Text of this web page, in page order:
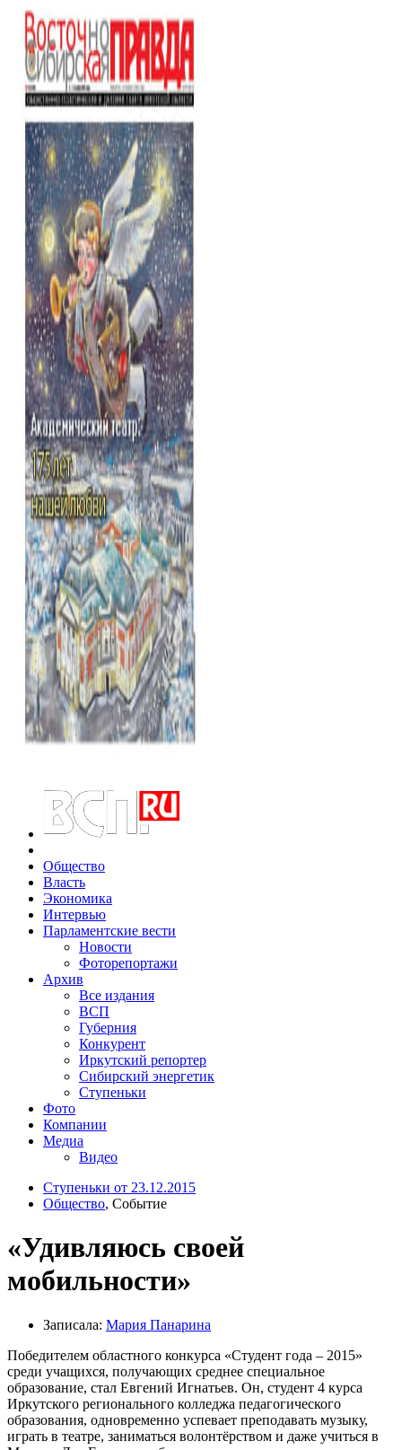
Общество
Власть
Экономика
Интервью
Парламентские вести
Новости
Фоторепортажи
Архив
Все издания
ВСП
Губерния
Конкурент
Иркутский репортер
Сибирский энергетик
Ступеньки
Фото
Компании
Медиа
Видео
Ступеньки от 23.12.2015
Общество, Событие
«Удивляюсь своей
мобильности»
Записала: Мария Панарина
Победителем областного конкурса «Студент года – 2015»
среди учащихся, получающих среднее специальное
образование, стал Евгений Игнатьев. Он, студент 4 курса
Иркутского регионального колледжа педагогического
образования, одновременно успевает преподавать музыку,
играть в театре, заниматься волонтёрством и даже учиться в